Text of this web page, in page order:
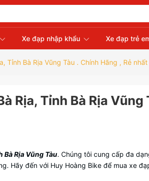
Xe đạp nhập khẩu Xe đạp trẻ
Tỉnh Bà Rịa Vũng Tàu . Chính Hãng , Rẻ nhất
Rịa, Tỉnh Bà Rịa Vũng
Bà Rịa Vũng Tàu. Chúng tôi cung cấp đa
Hãy đến với Huy Hoàng Bike để mua xe